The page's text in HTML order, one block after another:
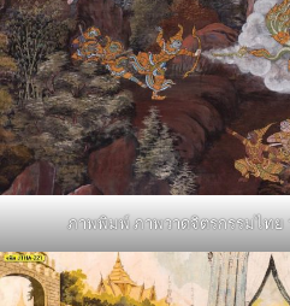
ภาพพิมพ์ ภาพวาดจิตรกรรมไทย